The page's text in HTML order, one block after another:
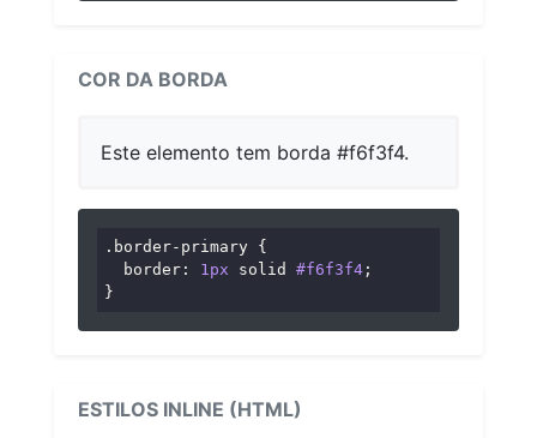
COR DA BORDA
Este elemento tem borda #f6f3f4.
.border-primary {
border : 1px solid #f6f3f4 ;
}
ESTILOS INLINE (HTML)